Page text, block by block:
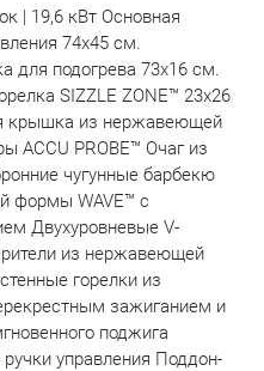
| 19,6 кВт Основная
74х45 см.
для подогрева 73х16 см.
SIZZLE ZONE™ 23х26
крышка из нержавеющей
ACCU PROBE™ Очаг из
чугунные барбекю
формы WAVE™ с
Двухуровневые V-
из нержавеющей
горелки из
зажиганием и
поджига
управления Поддон-